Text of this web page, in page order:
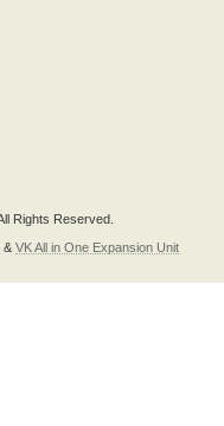
Rights Reserved.
& VK All in One Expansion Unit